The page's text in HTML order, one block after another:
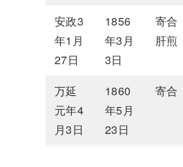
安政3
年1月
27日
1856
年3月
3日
寄合
肝煎
万延
元年4
月3日
1860
年5月
23日
寄合